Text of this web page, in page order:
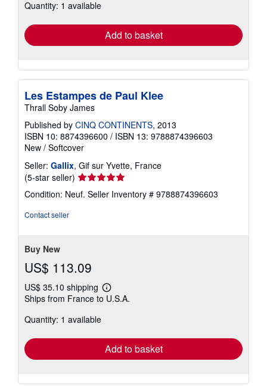
Quantity: 1 available
Add to basket
Les Estampes de Paul Klee
Thrall Soby James
Published by CINQ CONTINENTS, 2013
ISBN 10: 8874396600 / ISBN 13: 9788874396603
New / Softcover
Seller: Gallix, Gif sur Yvette, France
(5-star seller) Seller
rating
5
Condition: Neuf. Seller Inventory # 9788874396603
Contact seller
Buy New
US$ 113.09
US$ 35.10 shipping
Learn
more
Ships from France to U.S.A.
Quantity: 1 available
Add to basket